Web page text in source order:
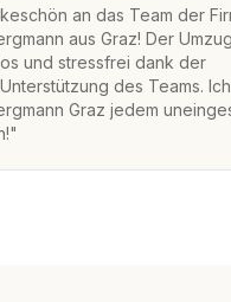
an das Team der
aus Graz! Der
und stressfrei dank der
des Teams.
Graz jedem